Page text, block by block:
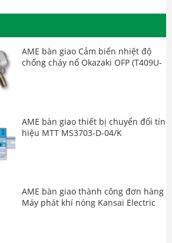
AME bàn giao Cảm biến nhiệt độ
chống cháy nổ Okazaki OFP (T409U-
AME bàn giao thiết bị chuyển đổi tín
hiệu MTT MS3703-D-04/K
AME bàn giao thành công đơn hàng
Máy phát khí nóng Kansai Electric